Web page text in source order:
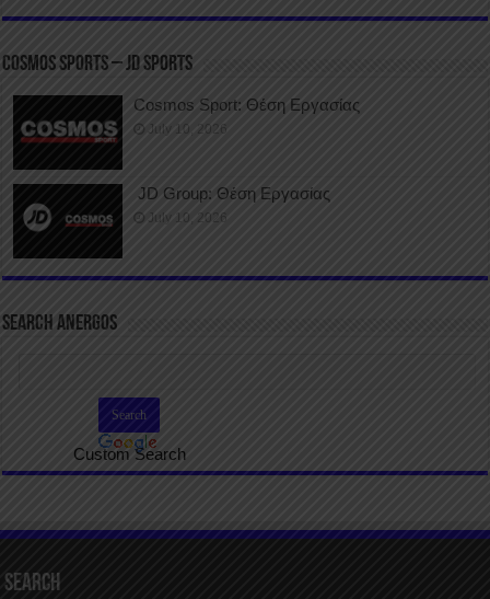
COSMOS SPORTS – JD SPORTS
Cosmos Sport: Θέση Εργασίας
July 10, 2026
JD Group: Θέση Εργασίας
July 10, 2026
SEARCH ANERGOS
Custom Search
Search